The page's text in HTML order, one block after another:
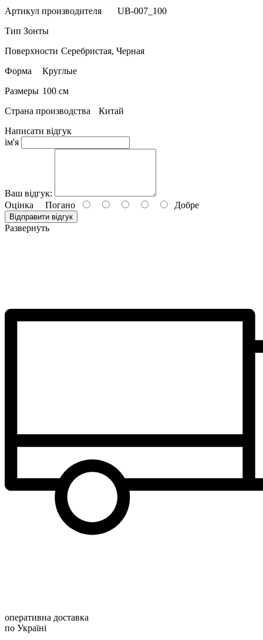
Артикул производителя
UB-007_100
Тип Зонты
Поверхности Серебристая, Черная
Форма
Круглые
Размеры 100 см
Страна производства
Китай
Написати відгук
ім'я
Ваш відгук:
Оцінка Погано Добре
Відправити відгук
Развернуть
оперативна доставка
по Україні